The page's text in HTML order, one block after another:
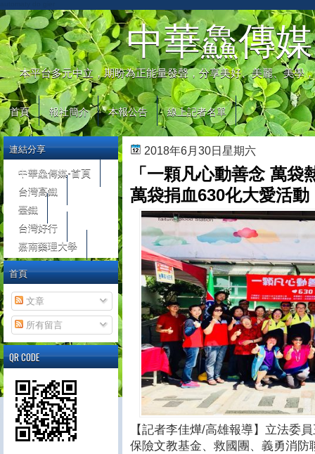
中華鱻傳媒
本平台多元中立，期盼為正能量發聲，分享美好、美麗、美學
首頁 報社簡介 本報公告 線上記者名單
2018年6月30日星期六
「一顆凡心動善念 萬
萬袋捐血630化大愛活動
【記者李佳燁/高雄報導】立法委
保險文教基金、救國團、義勇消
連結分享
中華鱻傳媒-首頁
台灣高鐵
臺鐵
台灣好行
嘉南藥理大學
首頁
文章
所有留言
QR CODE